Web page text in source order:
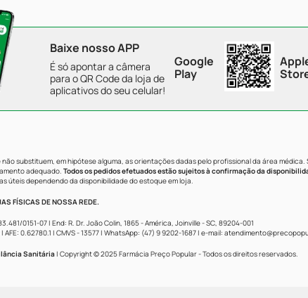
Baixe nosso APP
É só apontar a câmera
para o QR Code da loja de
aplicativos do seu celular!
Google
Play
substituem, em hipótese alguma, as orientações dadas pelo profissional da área médica.
adequado. Todos os pedidos efetuados estão sujeitos à confirmação da
úteis dependendo da disponibilidade do estoque em loja.
FÍSICAS DE NOSSA REDE.
0151-07 | End: R. Dr. João Colin, 1865 - América, Joinville - SC, 89204-001
0.62780.1 | CMVS - 13577 | WhatsApp: (47) 9 9202-1687 | e-mail:
Sanitária | Copyright © 2025 Farmácia Preço Popular - Todos os direitos reservados.